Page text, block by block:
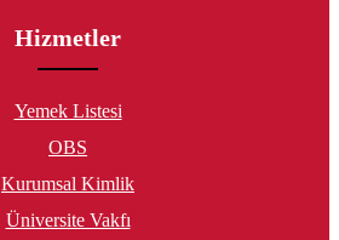
Hizmetler
Yemek Listesi
OBS
Kurumsal Kimlik
Üniversite Vakfı